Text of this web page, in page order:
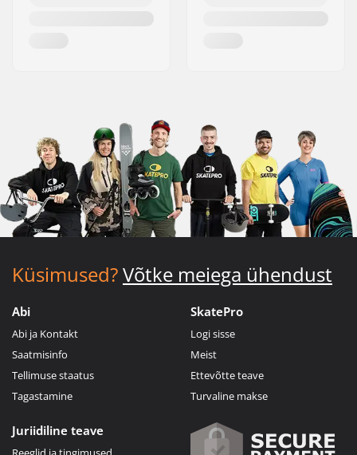
Küsimused?Võtke meiega ühendust
Abi
Abi ja Kontakt
Saatmisinfo
Tellimuse staatus
Tagastamine
SkatePro
Logi sisse
Meist
Ettevõtte teave
Turvaline makse
Juriidiline teave